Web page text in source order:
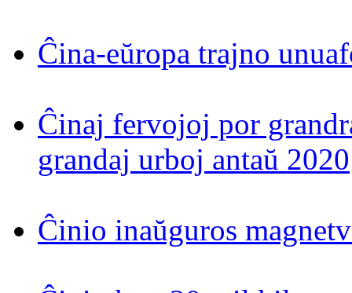
Ĉina-eŭropa trajno
Ĉinaj fervojoj por
grandaj urboj antaŭ 2020
Ĉinio inaŭguros